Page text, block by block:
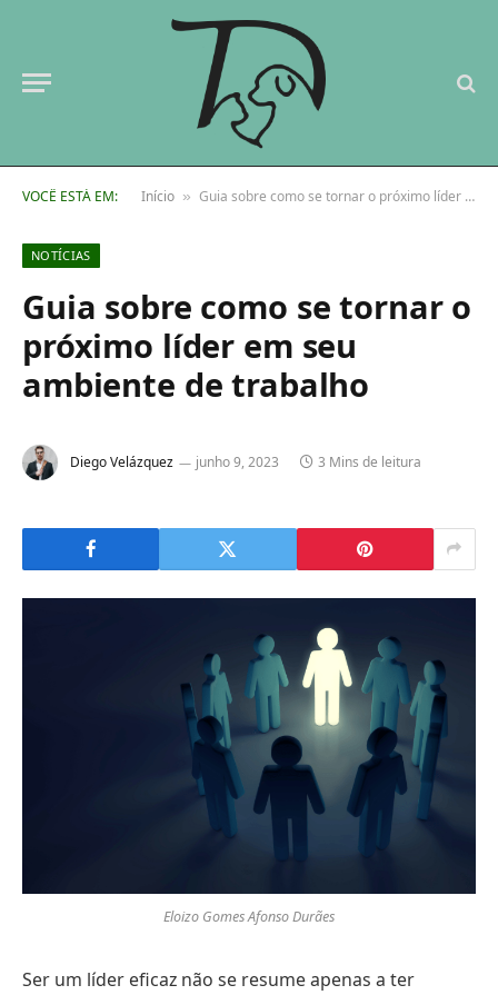
VOCÊ ESTÁ EM: Início » Guia sobre como se tornar o próximo líder em seu ambiente de trabalho
NOTÍCIAS
Guia sobre como se tornar o
próximo líder em seu
ambiente de trabalho
Diego Velázquez junho 9, 2023 3 Mins de leitura
Eloizo Gomes Afonso Durães
Ser um líder eficaz não se resume apenas a ter